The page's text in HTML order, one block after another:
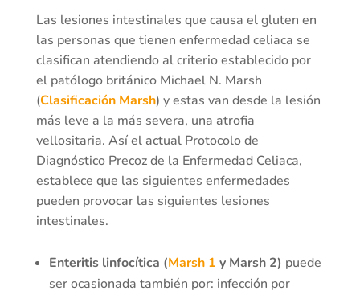
Las lesiones intestinales que causa el gluten en
las personas que tienen enfermedad celiaca se
clasifican atendiendo al criterio establecido por
el patólogo británico Michael N. Marsh
(Clasificación Marsh) y estas van desde la lesión
más leve a la más severa, una atrofia
vellositaria. Así el actual Protocolo de
Diagnóstico Precoz de la Enfermedad Celiaca,
establece que las siguientes enfermedades
pueden provocar las siguientes lesiones
intestinales.
Enteritis linfocítica (Marsh 1 y Marsh 2) puede
ser ocasionada también por: infección por